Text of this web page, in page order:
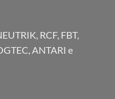
RCF, FBT,
ANTARI e